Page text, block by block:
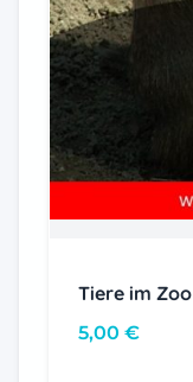
Tiere im Zoo
5,00 €